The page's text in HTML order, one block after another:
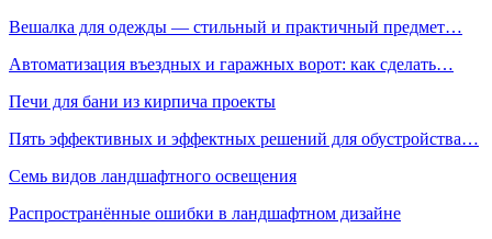
Вешалка для одежды — стильный и практичный предмет…
Автоматизация въездных и гаражных ворот: как сделать…
Печи для бани из кирпича проекты
Пять эффективных и эффектных решений для обустройства…
Семь видов ландшафтного освещения
Распространённые ошибки в ландшафтном дизайне